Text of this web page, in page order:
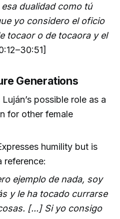
esa dualidad como tú
yo considero el oficio
tocaor o de tocaora y el
Generations
possible role as a
for other female
humility but is
reference:
ejemplo de nada, soy
y le ha tocado currarse
[...] Si yo consigo